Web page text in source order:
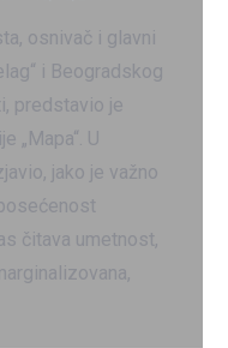
osnivač i glavni
i Beogradskog
predstavio je
„Mapa“. U
jako je važno
čitava umetnost,